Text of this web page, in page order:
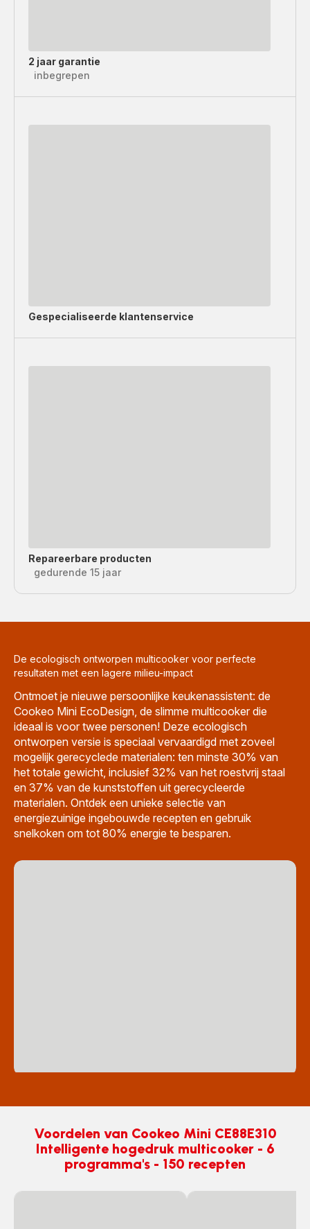
2 jaar garantie
inbegrepen
Gespecialiseerde klantenservice
Repareerbare producten
gedurende 15 jaar
De ecologisch ontworpen multicooker voor perfecte
resultaten met een lagere milieu-impact
Ontmoet je nieuwe persoonlijke keukenassistent: de
Cookeo Mini EcoDesign, de slimme multicooker die
ideaal is voor twee personen! Deze ecologisch
ontworpen versie is speciaal vervaardigd met zoveel
mogelijk gerecyclede materialen: ten minste 30% van
het totale gewicht, inclusief 32% van het roestvrij staal
en 37% van de kunststoffen uit gerecycleerde
materialen. Ontdek een unieke selectie van
energiezuinige ingebouwde recepten en gebruik
snelkoken om tot 80% energie te besparen.
Voordelen van Cookeo Mini CE88E310
Intelligente hogedruk multicooker - 6
programma's - 150 recepten